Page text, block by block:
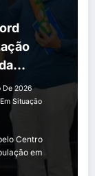
rua
De 2026
Situação
Centro
em